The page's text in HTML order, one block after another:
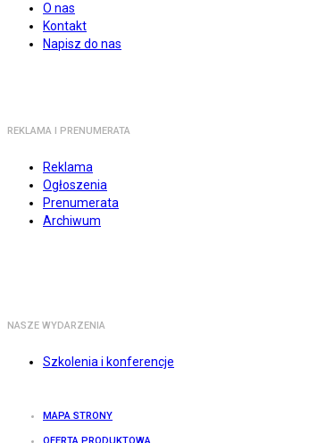
O nas
Kontakt
Napisz do nas
REKLAMA I PRENUMERATA
Reklama
Ogłoszenia
Prenumerata
Archiwum
NASZE WYDARZENIA
Szkolenia i konferencje
MAPA STRONY